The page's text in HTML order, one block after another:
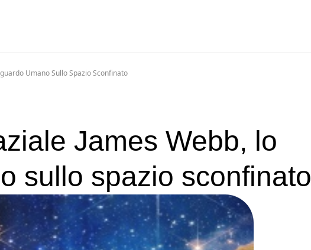
Umano Sullo Spazio Sconfinato
James Webb, lo
sullo spazio sconfinato